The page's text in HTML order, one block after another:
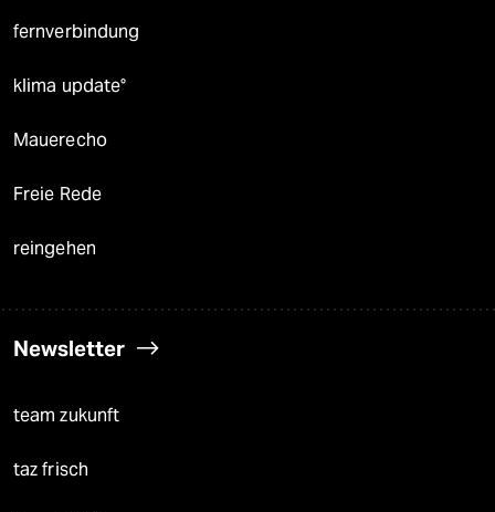
fernverbindung
klima update°
Mauerecho
Freie Rede
reingehen
Newsletter
team zukunft
taz frisch